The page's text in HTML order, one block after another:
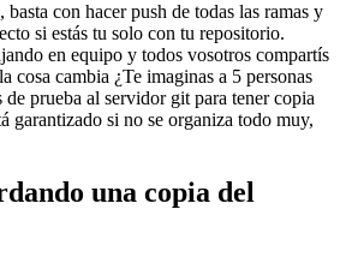
basta con hacer push de todas las ramas y
si estás tu solo con tu repositorio.
en equipo y todos vosotros compartís
cosa cambia ¿Te imaginas a 5 personas
de prueba al servidor git para tener copia
garantizado si no se organiza todo muy,
una copia del